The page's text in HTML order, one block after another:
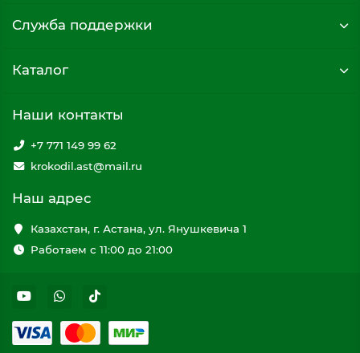
Служба поддержки
Каталог
Наши контакты
+7 771 149 99 62
krokodil.ast@mail.ru
Наш адрес
Казахстан, г. Астана, ул. Янушкевича 1
Работаем с 11:00 до 21:00